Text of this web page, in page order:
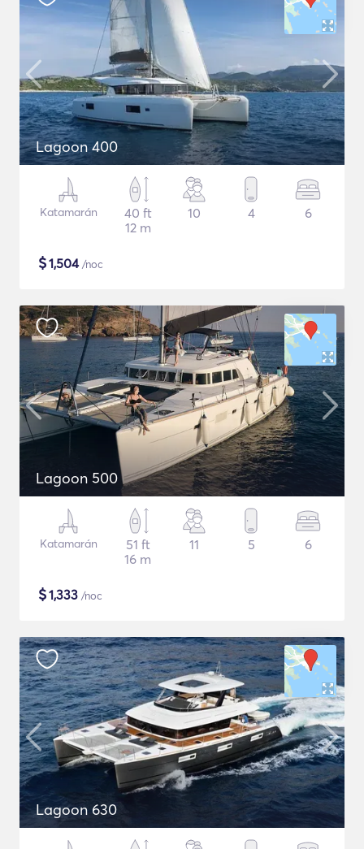
Lagoon 400
Katamarán
40 ft
12 m
10 4 6
$1,504/noc
Lagoon 500
Katamarán
51 ft
16 m
11 5 6
$1,333 /noc
Lagoon 630